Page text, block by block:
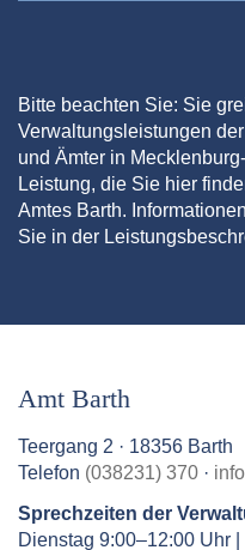
Bitte beachten Sie: Sie
Verwaltungsleistungen
und Ämter in
Leistung, die Sie hier
Amtes Barth.
Sie in der
Amt Barth
Teergang 2 · 18356 Barth
Telefon (038231) 370 · info
Sprechzeiten der
Dienstag 9:00–12:00 Uhr